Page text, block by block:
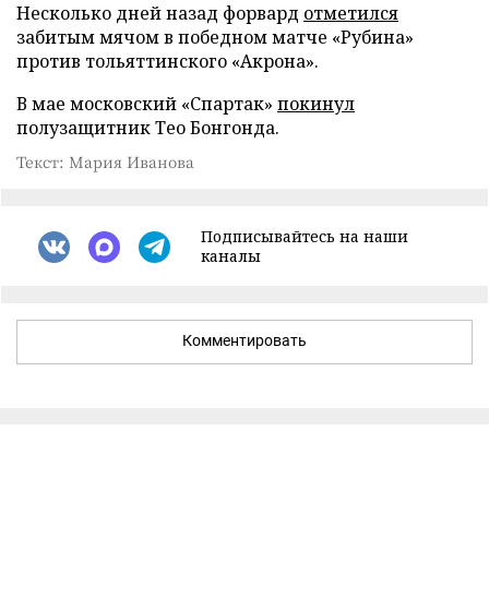
Несколько дней назад форвард отметился
забитым мячом в победном матче «Рубина»
против тольяттинского «Акрона».
В мае московский «Спартак» покинул
полузащитник Тео Бонгонда.
Текст: Мария Иванова
Подписывайтесь на наши
каналы
Комментировать